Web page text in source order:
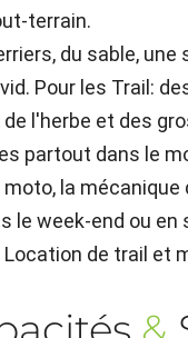
terrain.
du sable,
Pour les Trail:
l'herbe et des
partout dans le
la
le week-end ou
de trail et